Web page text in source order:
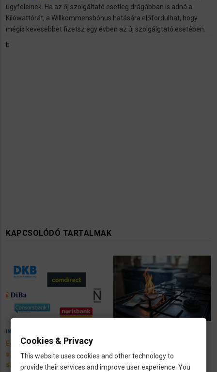
ügyfeleinek. Ha az őj szolgáltató esetleg drágábban is adná a
Kilówattórát, a Willkommensbónus hatására előfordulhat, hogy
mégis kevesebbet fizetsz egy évben az új szolgálgtató esetében.
b
KAPCSOLÓDÓ TARTALMAK
INFÓK
Egy német bank ad egy
százast, ha náluk nyitsz
számlát
százalékos drágulás egy év
alatt
Cookies & Privacy
This website uses cookies and other technology to
provide their services and improve user experience. You